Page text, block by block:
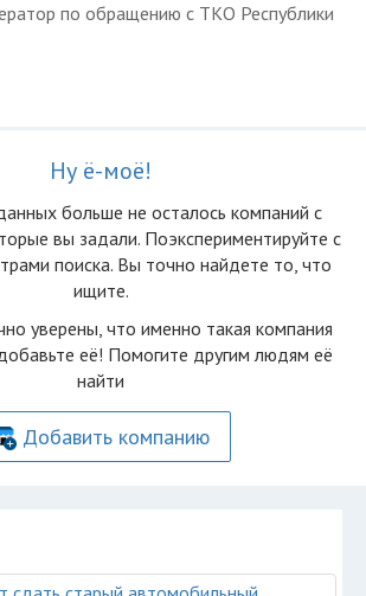
по обращению с ТКО Республики
Ну ё-моё!
больше не осталоcь компаний с
вы задали. Поэкспериментируйте с
поиска. Вы точно найдете то, что
ищите.
уверены, что именно такая компания
её! Помогите другим людям её
найти
Добавить компанию